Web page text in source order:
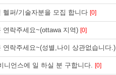
헬퍼/기술자분을 모집 합니다 [0]
연락주세요~(ottawa 지역) [0]
연락주세요~(성별,나이 상관없습니다.)
니언스에 일 하실 분 구합니다. [0]